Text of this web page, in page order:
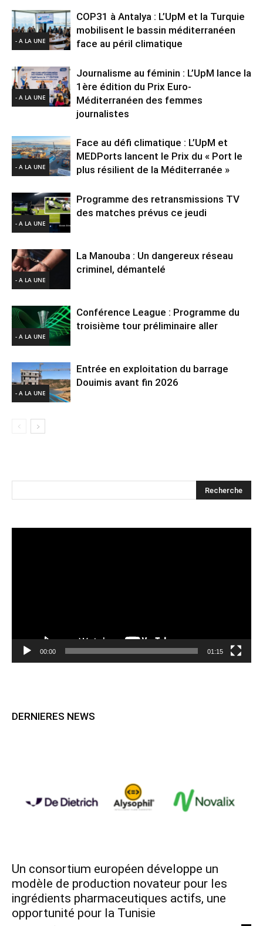
- A LA UNE
COP31 à Antalya : L’UpM et la Turquie
mobilisent le bassin méditerranéen
face au péril climatique
- A LA UNE
Journalisme au féminin : L’UpM lance la
1ère édition du Prix Euro-
Méditerranéen des femmes
journalistes
- A LA UNE
Face au défi climatique : L’UpM et
MEDPorts lancent le Prix du « Port le
plus résilient de la Méditerranée »
- A LA UNE
Programme des retransmissions TV
des matches prévus ce jeudi
- A LA UNE
La Manouba : Un dangereux réseau
criminel, démantelé
- A LA UNE
Conférence League : Programme du
troisième tour préliminaire aller
- A LA UNE
Entrée en exploitation du barrage
Douimis avant fin 2026
00:00 01:15
DERNIERES NEWS
Un consortium européen développe un
modèle de production novateur pour les
ingrédients pharmaceutiques actifs, une
opportunité pour la Tunisie